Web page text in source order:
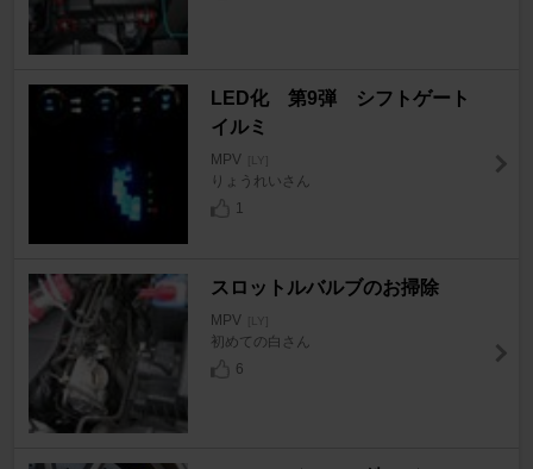
LED化 第9弾 シフトゲート
イルミ
MPV [LY]
りょうれいさん
1
スロットルバルブのお掃除
MPV [LY]
初めての白さん
6